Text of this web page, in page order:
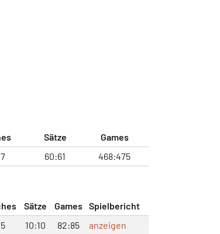
Sätze
Games
60:61 468:475
Sätze Games Spielbericht
10:10 82:85
anzeigen